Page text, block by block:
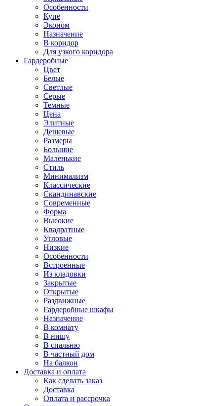
Особенности
Купе
Эконом
Назначение
В коридор
Для узкого коридора
Гардеробные
Цвет
Белые
Светлые
Серые
Темные
Цена
Элитные
Дешевые
Размеры
Большие
Маленькие
Стиль
Минимализм
Классические
Скандинавские
Современные
Форма
Высокие
Квадратные
Угловые
Низкие
Особенности
Встроенные
Из кладовки
Закрытые
Открытые
Раздвижные
Гардеробные шкафы
Назначение
В комнату
В нишу
В спальню
В частный дом
На балкон
Доставка и оплата
Как сделать заказ
Доставка
Оплата и рассрочка